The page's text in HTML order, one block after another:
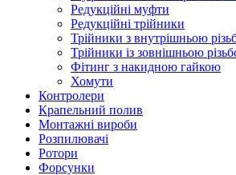
Редукційні муфти
Редукційні трійники
Трійники з внутрішньою
Трійники із зовнішньою
Фітинг з накидною гайкою
Хомути
Контролери
Крапельний полив
Монтажні вироби
Розпилювачі
Ротори
Форсунки